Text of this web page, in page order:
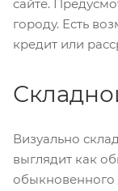
сайте.
городу. Есть
кредит или
Визуально
выглядит как
обыкновенного